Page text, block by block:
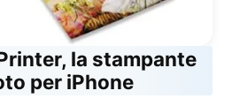
la stampante
per iPhone